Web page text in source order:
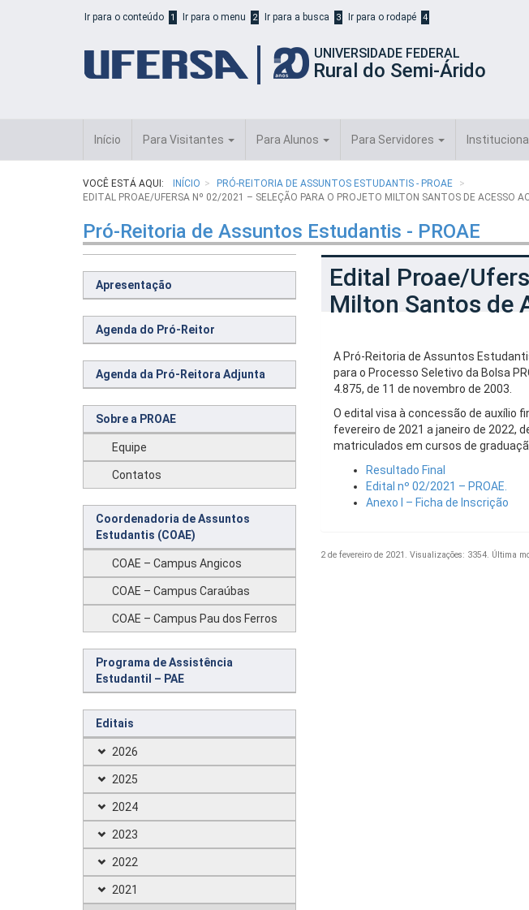
Ir para o conteúdo 1 Ir para o menu 2 Ir para a busca 3 Ir para o rodapé 4
UNIVERSIDADE FEDERAL
Rural do Semi-Árido
Início Para Visitantes Para Alunos Para Servidores Institucional
VOCÊ ESTÁ AQUI: INÍCIO
PRÓ-REITORIA DE ASSUNTOS ESTUDANTIS - PROAE
EDITAL PROAE/UFERSA Nº 02/2021 – SELEÇÃO PARA O PROJETO MILTON SANTOS DE ACESSO
Pró-Reitoria de Assuntos Estudantis - PROAE
Apresentação
Agenda do Pró-Reitor
Agenda da Pró-Reitora Adjunta
Sobre a PROAE
Equipe
Contatos
Coordenadoria de Assuntos
Estudantis (COAE)
COAE – Campus Angicos
COAE – Campus Caraúbas
COAE – Campus Pau dos Ferros
Programa de Assistência
Estudantil – PAE
Editais
2026
2025
2024
2023
2022
2021
Edital Proae/
Milton Santos de
A Pró-Reitoria de Assuntos
para o Processo Seletivo da Bolsa
4.875, de 11 de novembro de 2003.
O edital visa à concessão de auxílio
fevereiro de 2021 a janeiro de 2022,
matriculados em cursos de
Resultado Final
Edital nº 02/2021 – PROAE.
Anexo I – Ficha de Inscrição
2 de fevereiro de 2021. Visualizações: 3354. Última